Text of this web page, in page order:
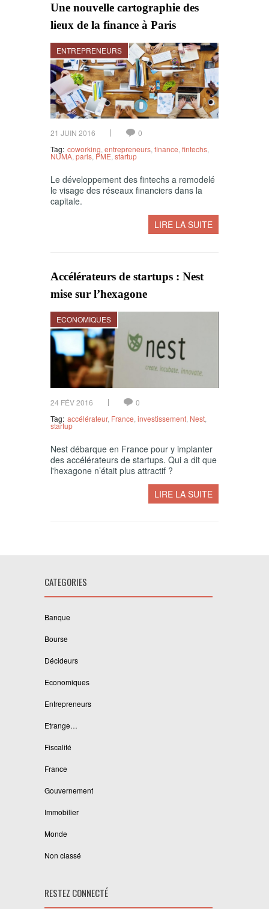
Une nouvelle cartographie des
lieux de la finance à Paris
ENTREPRENEURS
21 JUIN 2016
0
Tag: coworking entrepreneurs finance fintechs
NUMA paris PME startup
Le développement des fintechs a remodelé
le visage des réseaux financiers dans la
capitale.
LIRE LA SUITE
Accélérateurs de startups : Nest
mise sur l’hexagone
ECONOMIQUES
24 FÉV 2016
0
Tag: accélérateur, France investissement Nest
startup
Nest débarque en France pour y implanter
des accélérateurs de startups. Qui a dit que
l'hexagone n’était plus attractif ?
LIRE LA SUITE
CATEGORIES
Banque
Bourse
Décideurs
Economiques
Entrepreneurs
Etrange…
Fiscalité
France
Gouvernement
Immobilier
Monde
Non classé
RESTEZ CONNECTÉ